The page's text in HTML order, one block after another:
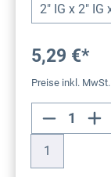
2" IG x 2" IG
5,29 €*
Preise inkl. MwSt.
Produkt
1